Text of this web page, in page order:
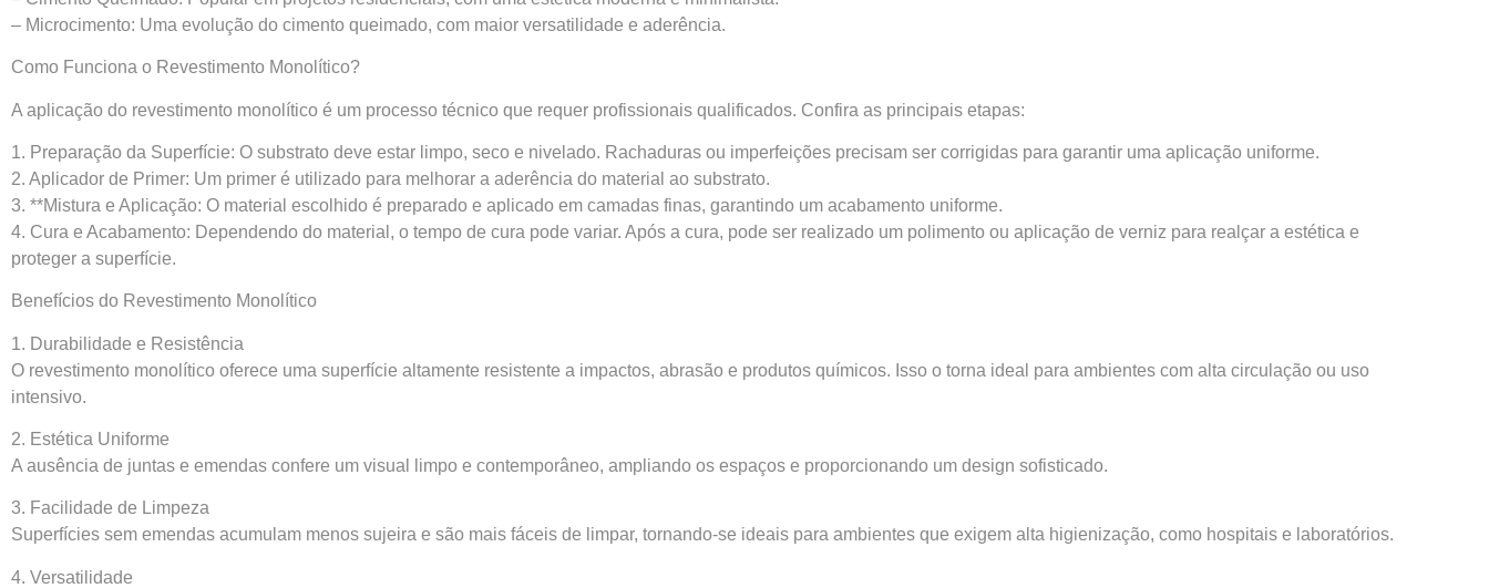
– Microcimento: Uma evolução do cimento queimado, com maior versatilidade e aderência.
Como Funciona o Revestimento Monolítico?
A aplicação do revestimento monolítico é um processo técnico que requer profissionais qualificados. Confira as principais etapas:
1. Preparação da Superfície: O substrato deve estar limpo, seco e nivelado. Rachaduras ou imperfeições precisam ser corrigidas para garantir uma aplicação uniforme.
2. Aplicador de Primer: Um primer é utilizado para melhorar a aderência do material ao substrato.
3. **Mistura e Aplicação: O material escolhido é preparado e aplicado em camadas finas, garantindo um acabamento uniforme.
4. Cura e Acabamento: Dependendo do material, o tempo de cura pode variar. Após a cura, pode ser realizado um polimento ou aplicação de verniz para realçar a estética e
proteger a superfície.
Benefícios do Revestimento Monolítico
1. Durabilidade e Resistência
O revestimento monolítico oferece uma superfície altamente resistente a impactos, abrasão e produtos químicos. Isso o torna ideal para ambientes com alta circulação ou uso
intensivo.
2. Estética Uniforme
A ausência de juntas e emendas confere um visual limpo e contemporâneo, ampliando os espaços e proporcionando um design sofisticado.
3. Facilidade de Limpeza
Superfícies sem emendas acumulam menos sujeira e são mais fáceis de limpar, tornando-se ideais para ambientes que exigem alta higienização, como hospitais e laboratórios.
4. Versatilidade